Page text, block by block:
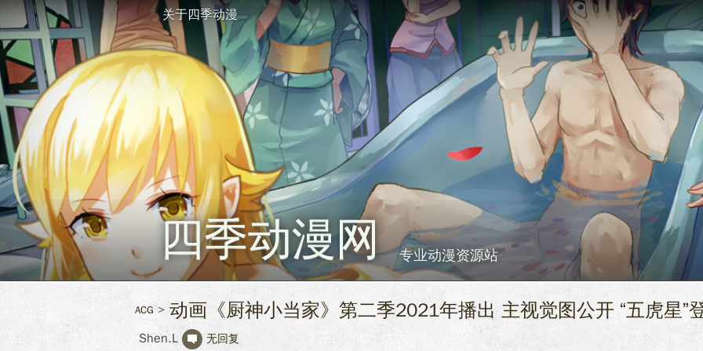
关于四季动漫
四季动漫网 专业动漫资源站
ACG 动画《厨神小当家》第二季2021年播出 主视觉图公开 “五虎星”
Shen.L 无回复